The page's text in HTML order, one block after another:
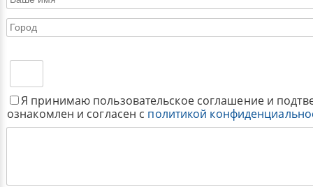
Я принимаю пользовательское соглашение и
ознакомлен и согласен с политикой